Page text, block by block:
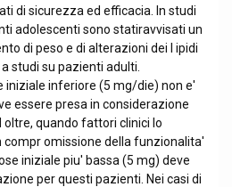
di sicurezza ed efficacia. In studi
adolescenti sono statiravvisati un
di peso e di alterazioni dei l ipidi
studi su pazienti adulti.
iniziale inferiore (5 mg/die) non e'
essere presa in considerazione
oltre, quando fattori clinici lo
compr omissione della funzionalita'
iniziale piu' bassa (5 mg) deve
per questi pazienti. Nei casi di